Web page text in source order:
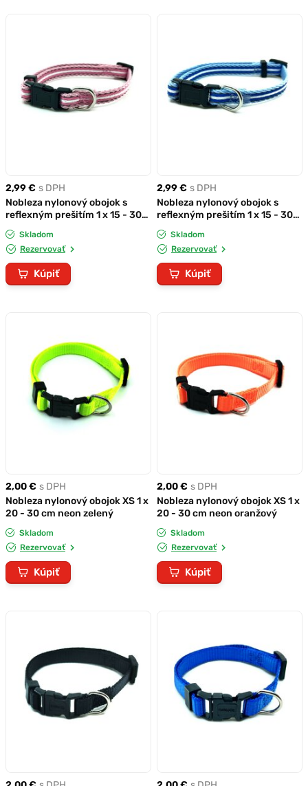
2,99 € s DPH
Nobleza nylonový obojok s
reflexným prešitím 1 x 15 - 30
cm ružový
Skladom
Rezervovať
Kúpiť
2,99 € s DPH
Nobleza nylonový obojok s
reflexným prešitím 1 x 15 - 30
cm modrý
Skladom
Rezervovať
Kúpiť
2,00 € s DPH
Nobleza nylonový obojok XS 1 x
20 - 30 cm neon zelený
Skladom
Rezervovať
Kúpiť
2,00 € s DPH
Nobleza nylonový obojok XS 1 x
20 - 30 cm neon oranžový
Skladom
Rezervovať
Kúpiť